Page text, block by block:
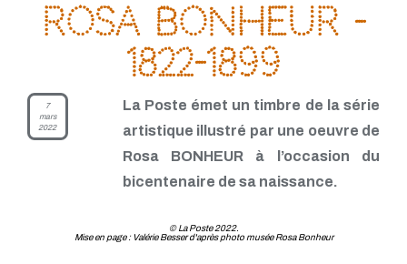
TP - Septembre 2020
TP - Août 2020
TP - Juillet 2020
TP - Juin 2020
TP - Mai 2020
TP - Avril 2020
TP - Février 2020
TP - Janvier 2020
TP - Novembre 2019
TP - Septembre 2019
TP - Août 2019
Rosa Bonheur -
1822-1899
7
mars
2022
La Poste émet un timbre de la série
artistique illustré par une oeuvre de
Rosa BONHEUR à l’occasion du
bicentenaire de sa naissance.
© La Poste 2022.
Mise en page : Valérie Besser d'après photo musée Rosa Bonheur